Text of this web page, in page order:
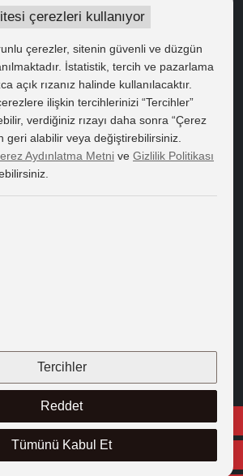
çerezleri kullanıyor
çerezler, sitenin güvenli ve düzgün
İstatistik, tercih ve pazarlama
açık rızanız halinde kullanılacaktır.
ilişkin tercihlerinizi “Tercihler”
verdiğiniz rızayı daha sonra “Çerez
geri alabilir veya değiştirebilirsiniz.
Aydınlatma Metni ve Gizlilik Politikası
Tercihler
Reddet
Tümünü Kabul Et